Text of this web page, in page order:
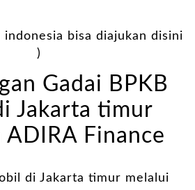
bisa diajukan disini
)
Gadai BPKB
Jakarta timur
ADIRA Finance
di Jakarta timur melalui